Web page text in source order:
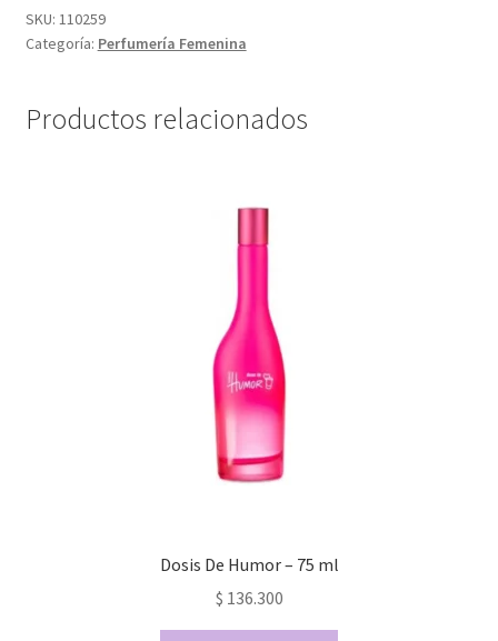
Ish
Pink
ml
SKU: 110259
Categoría: Perfumería Femenina
Productos relacionados
Dosis De Humor – 75 ml
$ 136.300